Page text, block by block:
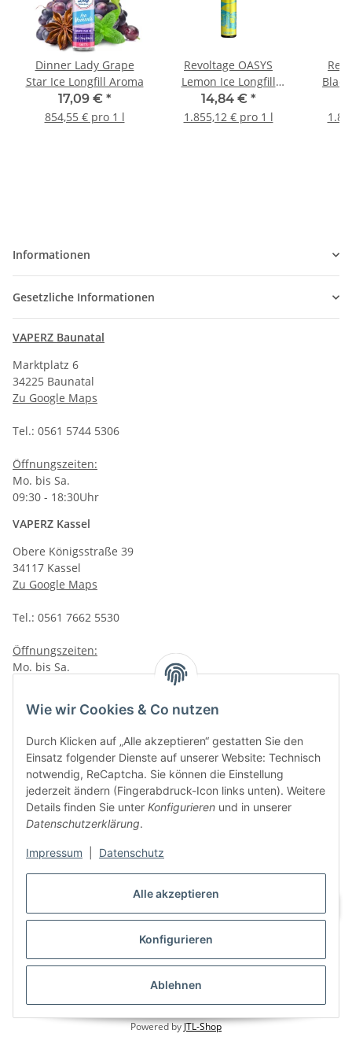
Alle akzeptieren
Konfigurieren
Ablehnen
Wie wir Cookies & Co nutzen
Durch Klicken auf „Alle akzeptieren“ gestatten Sie den
Einsatz folgender Dienste auf unserer Website: Technisch
notwendig, ReCaptcha. Sie können die Einstellung
jederzeit ändern (Fingerabdruck-Icon links unten). Weitere
Details finden Sie unter Konfigurieren und in unserer
Datenschutzerklärung.
Impressum Datenschutz
Dinner Lady Grape
Star Ice Longfill Aroma
17,09 € *
854,55 € pro 1 l
Revoltage OASYS
Lemon Ice Longfill
Aroma 8ml
14,84 € *
1.855,12 € pro 1 l
Informationen
Gesetzliche Informationen
VAPERZ Baunatal
Marktplatz 6
34225 Baunatal
Zu Google Maps
Tel.: 0561 5744 5306
Öffnungszeiten:
Mo. bis Sa.
09:30 - 18:30Uhr
VAPERZ Kassel
Obere Königsstraße 39
34117 Kassel
Zu Google Maps
Tel.: 0561 7662 5530
Öffnungszeiten:
Mo. bis Sa.
VAPERZ Vellmar
Lange Wender 7
34246 Vellmar
Zu Google Maps
Tel.: 0561 9885 9996
Mo. bis Sa.
10:00 - 19:00Uhr
Vertrag widerrufen
Powered byJTL-Shop